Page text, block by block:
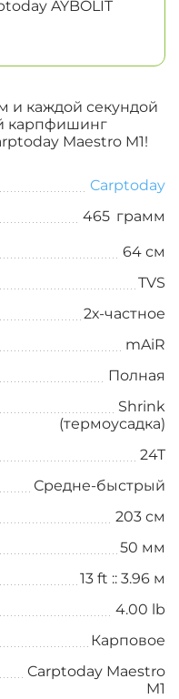
AYBOLIT
и каждой секундой
карпфишинг
Maestro M1!
Carptoday
465 грамм
64 см
TVS
2х-частное
mAiR
Полная
Shrink
(термоусадка)
24T
Средне-быстрый
203 см
50 мм
13 ft :: 3.96 м
4.00 lb
Карповое
Carptoday Maestro
M1